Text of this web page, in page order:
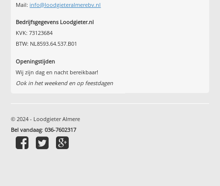
Mail: info@loodgieteralmerebv.nl
Bedrijfsgegevens Loodgieter.nl
KVK: 73123684
BTW: NL8593.64.537.B01
Openingstijden
Wij zijn dag en nacht bereikbaar!
Ook in het weekend en op feestdagen
© 2024 - Loodgieter Almere
Bel vandaag:036-7602317